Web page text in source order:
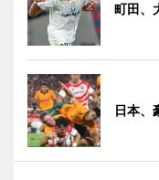
町田、
日本